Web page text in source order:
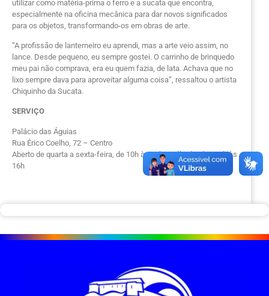
utilizar como matéria-prima o ferro e a sucata que encontra,
especialmente na oficina mecânica para dar novos significados
para os objetos, transformando-os em obras de arte.
“A profissão de lanterneiro eu aprendi, mas a arte veio assim, no
lance. Desde pequeno, eu sempre gostei. O carrinho de brinquedo
meu pai não comprava, era eu quem fazia, de lata. Achava que no
lixo sempre dava para aproveitar alguma coisa”, ressaltou o artista
Chiquinho da Sucata.
SERVIÇO
Palácio das Águias
Rua Érico Coelho, 72 – Centro
Aberto de quarta a sexta-feira, de 10h às 18h e sábado, das 10h às
16h